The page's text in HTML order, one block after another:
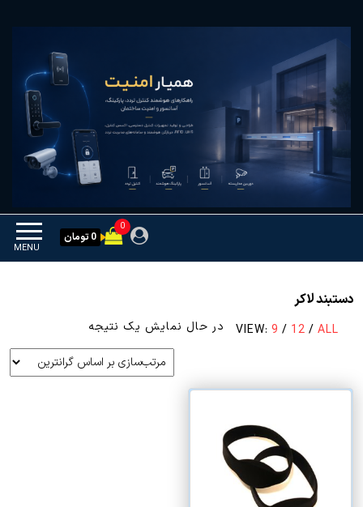
همیار امنیت
MENU
0
0 تومان
دستبند لاکر
VIEW: 9 / 12 / ALL در حال نمایش یک نتیجه